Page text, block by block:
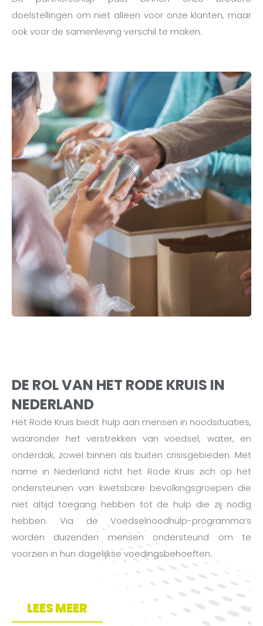
doelstellingen om niet alleen voor onze klanten, maar
ook voor de samenleving verschil te maken.
DE ROL VAN HET RODE KRUIS IN
NEDERLAND
Het Rode Kruis biedt hulp aan mensen in noodsituaties,
waaronder het verstrekken van voedsel, water, en
onderdak, zowel binnen als buiten crisisgebieden. Met
name in Nederland richt het Rode Kruis zich op het
ondersteunen van kwetsbare bevolkingsgroepen die
niet altijd toegang hebben tot de hulp die zij nodig
hebben. Via de Voedselnoodhulp-programma’s
worden duizenden mensen ondersteund om te
voorzien in hun dagelijkse voedingsbehoeften.
LEES MEER